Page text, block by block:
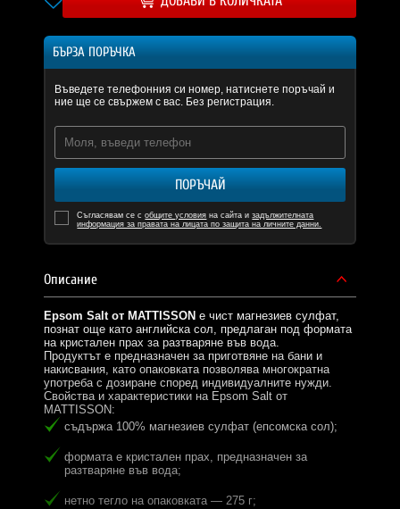
БЪРЗА ПОРЪЧКА
Въведете телефонния си номер, натиснете поръчай и
ние ще се свържем с вас. Без регистрация.
ПОРЪЧАЙ
Съгласявам се собщите условия на сайта изадължителната
информация за правата на лицата по защита на личните данни.
Описание
Epsom Salt от MATTISSON е чист магнезиев сулфат,
познат още като английска сол, предлаган под формата
на кристален прах за разтваряне във вода.
Продуктът е предназначен за приготвяне на бани и
накисвания, като опаковката позволява многократна
употреба с дозиране според индивидуалните нужди.
Свойства и характеристики на Epsom Salt от
MATTISSON:
съдържа 100% магнезиев сулфат (епсомска сол);
формата е кристален прах, предназначен за
разтваряне във вода;
нетно тегло на опаковката — 275 г;